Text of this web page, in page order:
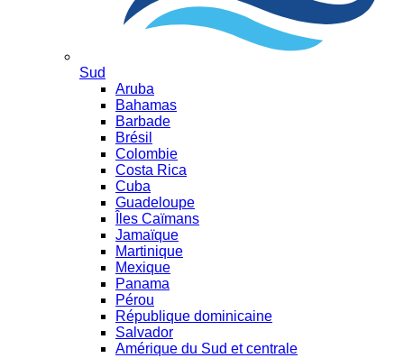
Sud
Aruba
Bahamas
Barbade
Brésil
Colombie
Costa Rica
Cuba
Guadeloupe
Îles Caïmans
Jamaïque
Martinique
Mexique
Panama
Pérou
République dominicaine
Salvador
Amérique du Sud et centrale